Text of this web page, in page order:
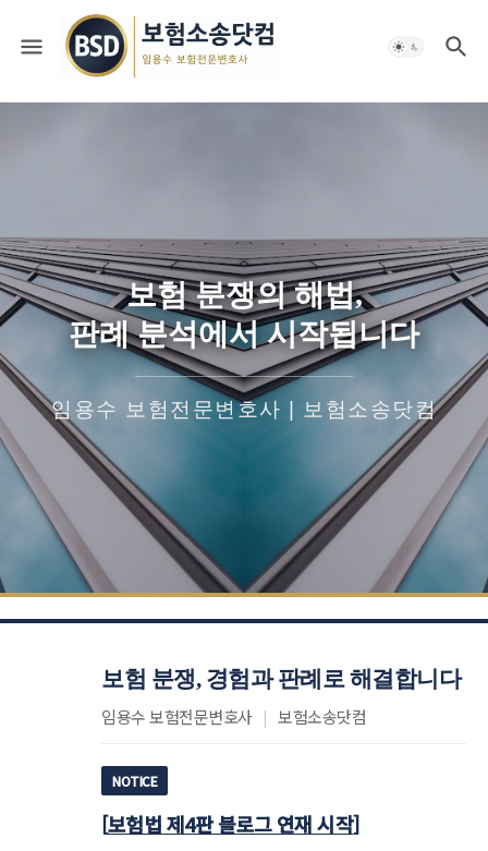
보험 분쟁의 해법,
판례 분석에서 시작됩니다
임용수 보험전문변호사 | 보험소송닷컴
보험 분쟁, 경험과 판례로 해결합니다
임용수 보험전문변호사 | 보험소송닷컴
NOTICE
[보험법 제4판 블로그 연재 시작]